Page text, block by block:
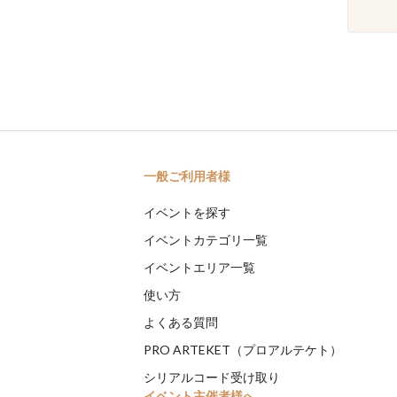
一般ご利用者様
イベントを探す
イベントカテゴリ一覧
イベントエリア一覧
使い方
よくある質問
PRO ARTEKET（プロアルテケト）
シリアルコード受け取り